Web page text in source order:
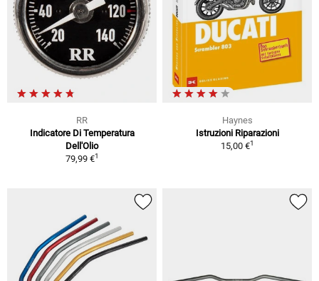
RR
Indicatore Di Temperatura
Dell'Olio
79,99 €1
Haynes
Istruzioni Riparazioni
15,00 €1